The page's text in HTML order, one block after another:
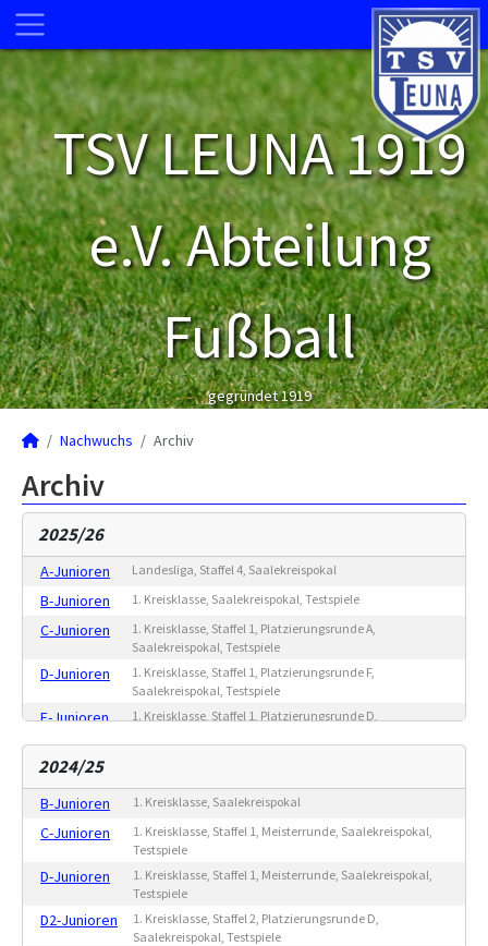
TSV LEUNA 1919
e.V. Abteilung
Fußball
gegründet 1919
Nachwuchs Archiv
Archiv
2025/26
A-Junioren Landesliga, Staffel 4, Saalekreispokal
B-Junioren 1. Kreisklasse, Saalekreispokal, Testspiele
C-Junioren
1. Kreisklasse, Staffel 1, Platzierungsrunde A,
Saalekreispokal, Testspiele
D-Junioren
1. Kreisklasse, Staffel 1, Platzierungsrunde F,
Saalekreispokal, Testspiele
E-Junioren
1. Kreisklasse, Staffel 1, Platzierungsrunde D,
E2-Junioren
F-Junioren Turnier, Testspiele
G-Junioren Freundschaftsspiele
2024/25
B-Junioren 1. Kreisklasse, Saalekreispokal
C-Junioren
1. Kreisklasse, Staffel 1, Meisterrunde, Saalekreispokal,
Testspiele
D-Junioren
1. Kreisklasse, Staffel 1, Meisterrunde, Saalekreispokal,
Testspiele
D2-Junioren
1. Kreisklasse, Staffel 2, Platzierungsrunde D,
Saalekreispokal, Testspiele